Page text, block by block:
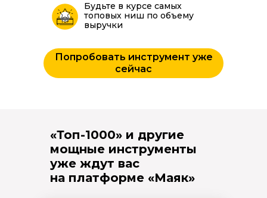
Попробовать инструмент уже
сейчас
Будьте в курсе самых
топовых ниш по объему
выручки
«Топ-1000» и другие
мощные инструменты
уже ждут вас
на платформе «Маяк»